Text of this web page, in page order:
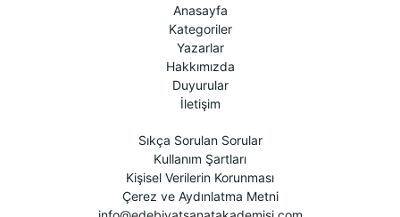
Anasayfa
Kategoriler
Yazarlar
Hakkımızda
Duyurular
İletişim
Sıkça Sorulan Sorular
Kullanım Şartları
Kişisel Verilerin Korunması
Çerez ve Aydınlatma Metni